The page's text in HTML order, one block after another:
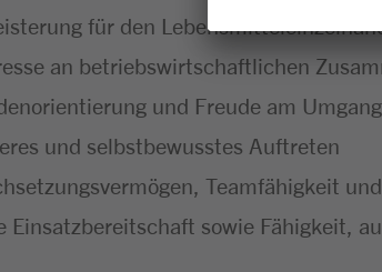
für den
an betriebswirtschaftlichen
und Freude am
und selbstbewusstes Auftreten
Teamfähigkeit
Einsatzbereitschaft sowie Fähigkeit,